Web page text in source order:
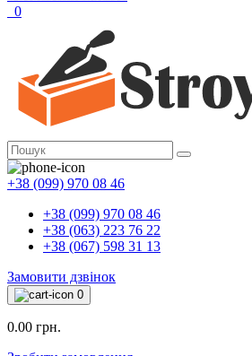
0
+38 (099) 970 08 46
+38 (099) 970 08 46
+38 (063) 223 76 22
+38 (067) 598 31 13
Замовити дзвінок
0
0.00 грн.